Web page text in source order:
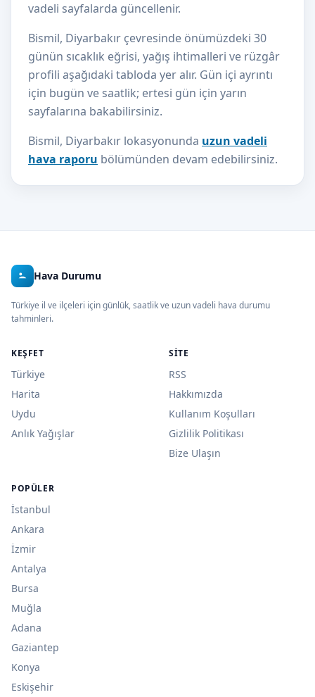
vadeli sayfalarda güncellenir.
Bismil, Diyarbakır çevresinde önümüzdeki 30
günün sıcaklık eğrisi, yağış ihtimalleri ve rüzgâr
profili aşağıdaki tabloda yer alır. Gün içi ayrıntı
için bugün ve saatlik; ertesi gün için yarın
sayfalarına bakabilirsiniz.
Bismil, Diyarbakır lokasyonunda uzun vadeli
hava raporu bölümünden devam edebilirsiniz.
Hava Durumu
Türkiye il ve ilçeleri için günlük, saatlik ve uzun vadeli hava durumu
tahminleri.
KEŞFET
Türkiye
Harita
Uydu
Anlık Yağışlar
SITE
RSS
Hakkımızda
Kullanım Koşulları
Gizlilik Politikası
Bize Ulaşın
POPÜLER
İstanbul
Ankara
İzmir
Antalya
Bursa
Muğla
Adana
Gaziantep
Konya
Eskişehir